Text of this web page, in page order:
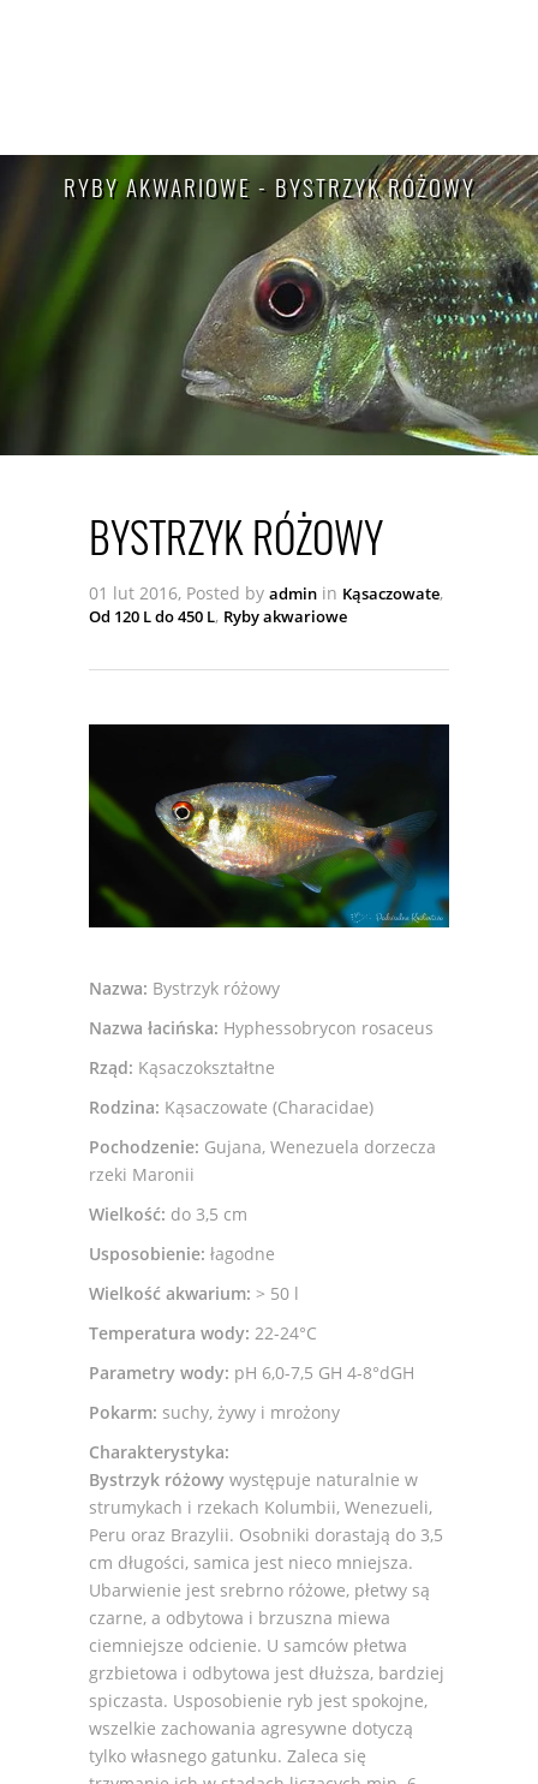
RYBY AKWARIOWE - BYSTRZYK RÓŻOWY
BYSTRZYK RÓŻOWY
01 lut 2016, Posted by admin in Kąsaczowate,
Od 120 L do 450 L, Ryby akwariowe
Nazwa: Bystrzyk różowy
Nazwa łacińska: Hyphessobrycon rosaceus
Rząd: Kąsaczokształtne
Rodzina: Kąsaczowate (Characidae)
Pochodzenie: Gujana, Wenezuela dorzecza
rzeki Maronii
Wielkość: do 3,5 cm
Usposobienie: łagodne
Wielkość akwarium: > 50 l
Temperatura wody: 22-24°C
Parametry wody: pH 6,0-7,5 GH 4-8°dGH
Pokarm: suchy, żywy i mrożony
Charakterystyka:
Bystrzyk różowy występuje naturalnie w
strumykach i rzekach Kolumbii, Wenezueli,
Peru oraz Brazylii. Osobniki dorastają do 3,5
cm długości, samica jest nieco mniejsza.
Ubarwienie jest srebrno różowe, płetwy są
czarne, a odbytowa i brzuszna miewa
ciemniejsze odcienie. U samców płetwa
grzbietowa i odbytowa jest dłuższa, bardziej
spiczasta. Usposobienie ryb jest spokojne,
wszelkie zachowania agresywne dotyczą
tylko własnego gatunku. Zaleca się